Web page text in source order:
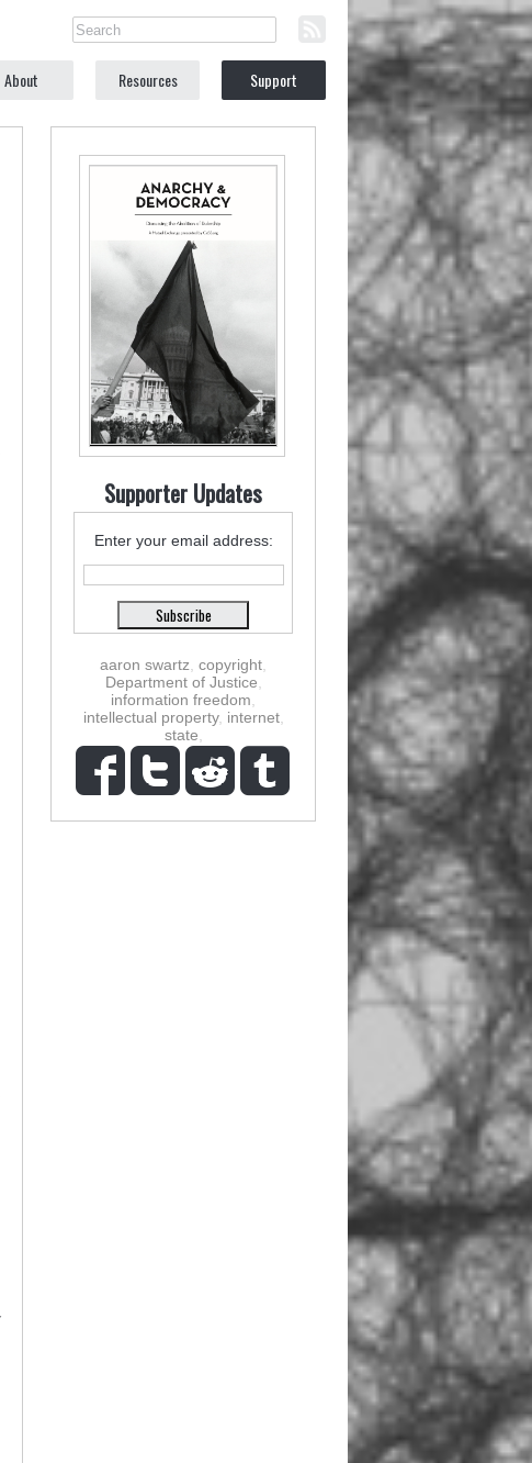
About Resources Support
Supporter Updates
Enter your email address:
aaron swartz copyright
Department of Justice
information freedom
intellectual property, internet,
state